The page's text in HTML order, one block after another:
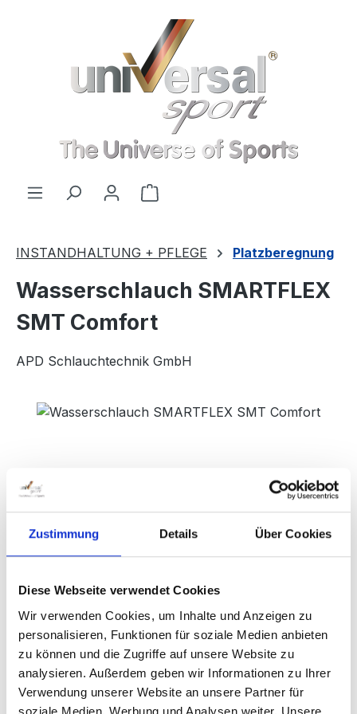
Zustimmung Details Über Cookies
Diese Webseite verwendet Cookies
Wir verwenden Cookies, um Inhalte und Anzeigen zu
personalisieren, Funktionen für soziale Medien anbieten
zu können und die Zugriffe auf unsere Website zu
analysieren. Außerdem geben wir Informationen zu Ihrer
Verwendung unserer Website an unsere Partner für
soziale Medien, Werbung und Analysen weiter. Unsere
Warenkorb enthält 0
INSTANDHALTUNG + PFLEGE Platzberegnung
Wasserschlauch SMARTFLEX
SMT Comfort
APD Schlauchtechnik GmbH
Bildergalerie überspringen
160,00 €
Preise inkl. MwSt. zzgl. Versandkosten
Sofort verfügbar, Lieferzeit: 1-3 Werktage